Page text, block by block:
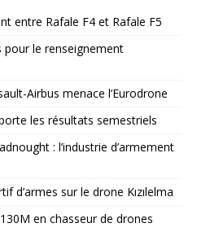
entre Rafale F4 et Rafale F5
pour le renseignement
Airbus menace l’Eurodrone
les résultats semestriels
: l’industrie d’armement
d’armes sur le drone Kızılelma
en chasseur de drones